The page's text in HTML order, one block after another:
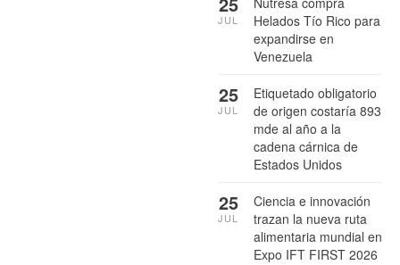
Helados Tío Rico para
expandirse en
Venezuela
JUL
Etiquetado obligatorio
de origen costaría 893
mde al año a la
cadena cárnica de
Estados Unidos
25
JUL
Ciencia e innovación
trazan la nueva ruta
alimentaria mundial en
Expo IFT FIRST 2026
25
JUL